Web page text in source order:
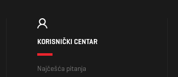
KORISNIČKI CENTAR
Najčešća pitanja